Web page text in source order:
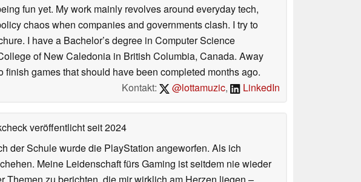
fun yet. My work mainly revolves around everyday tech,
chaos when companies and governments clash. I try to
I have a Bachelor’s degree in Computer Science
of New Caledonia in British Columbia, Canada. Away
games that should have been completed months ago.
Kontakt:
@lottamuzic, LinkedIn
veröffentlichtseit 2024
der Schule wurde die PlayStation angeworfen. Als ich
Meine Leidenschaft fürs Gaming ist seitdem nie wieder
zu berichten, die mir wirklich am Herzen liegen –